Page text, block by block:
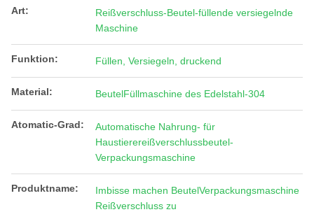
Art:
Reißverschluss-Beutel-füllende versiegelnde
Maschine
Funktion: Füllen, Versiegeln, druckend
Material: BeutelFüllmaschine des Edelstahl-304
Atomatic-Grad:
Automatische Nahrung- für
Haustierereißverschlussbeutel-
Verpackungsmaschine
Produktname:
Imbisse machen BeutelVerpackungsmaschine
Reißverschluss zu